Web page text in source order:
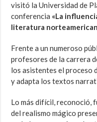
visitó la Universidad de
conferencia «La
literatura
Frente a un numeroso
profesores de la carrera
los asistentes el proceso
y adapta los textos
Lo más difícil, reconoció,
del realismo mágico